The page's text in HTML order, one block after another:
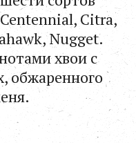
Citra,
Nugget.
хвои с
обжаренного